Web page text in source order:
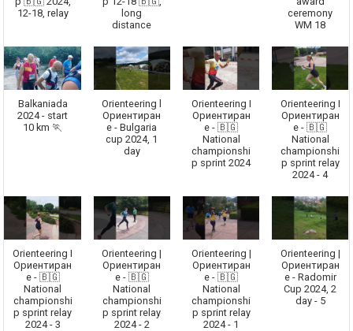
12-18, relay
long
distance
ceremony
WM 18
Balkaniada
2024 - start
10 km 🏃
Orienteering l
Ориентиран
е - Bulgaria
cup 2024, 1
day
Orienteering I
Ориентиран
е - 🇧🇬
National
championshi
p sprint 2024
Orienteering I
Ориентиран
е - 🇧🇬
National
championshi
p sprint relay
2024 - 4
Orienteering I
Ориентиран
е - 🇧🇬
National
championshi
p sprint relay
2024 - 3
Orienteering |
Ориентиран
е - 🇧🇬
National
championshi
p sprint relay
2024 - 2
Orienteering |
Ориентиран
е - 🇧🇬
National
championshi
p sprint relay
2024 - 1
Orienteering |
Ориентиран
е - Radomir
Cup 2024, 2
day - 5